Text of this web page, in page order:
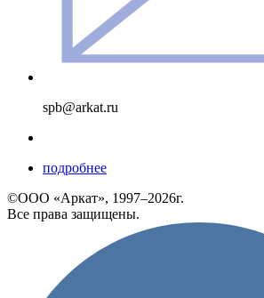
spb@arkat.ru
подробнее
©ООО «Аркат», 1997–2026г.
Все права защищены.